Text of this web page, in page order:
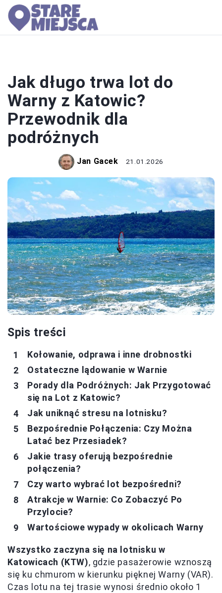
Jak długo trwa lot do
Warny z Katowic?
Przewodnik dla
podróżnych
Jan Gacek 21.01.2026
Spis treści
Kołowanie, odprawa i inne drobnostki
Ostateczne lądowanie w Warnie
Porady dla Podróżnych: Jak Przygotować
się na Lot z Katowic?
Jak uniknąć stresu na lotnisku?
Bezpośrednie Połączenia: Czy Można
Latać bez Przesiadek?
Jakie trasy oferują bezpośrednie
połączenia?
Czy warto wybrać lot bezpośredni?
Atrakcje w Warnie: Co Zobaczyć Po
Przylocie?
Wartościowe wypady w okolicach Warny
Wszystko zaczyna się na lotnisku w
Katowicach (KTW), gdzie pasażerowie wznoszą
się ku chmurom w kierunku pięknej Warny (VAR).
Czas lotu na tej trasie wynosi średnio około 1